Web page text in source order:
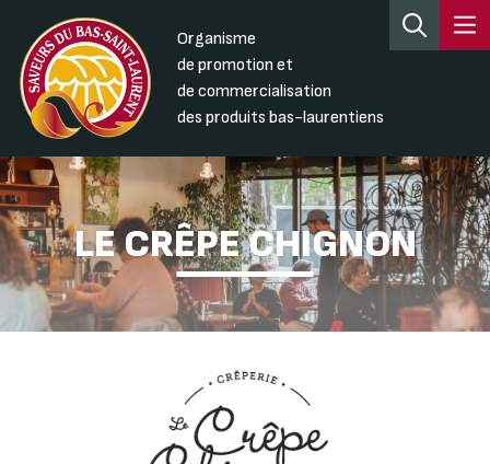
Organisme
de promotion et
de commercialisation
des produits bas-laurentiens
LE CRÊPE CHIGNON